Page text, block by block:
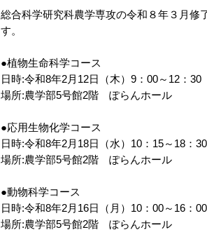
総合科学研究科農学専攻の令和８年３月修
す。
●植物生命科学コース
日時:令和8年2月12日（木）9：00～12：30
場所:農学部5号館2階 ぽらんホール
●応用生物化学コース
日時:令和8年2月18日（水）10：15～18：30
場所:農学部5号館2階 ぽらんホール
●動物科学コース
日時:令和8年2月16日（月）10：00～16：00
場所:農学部5号館2階 ぽらんホール